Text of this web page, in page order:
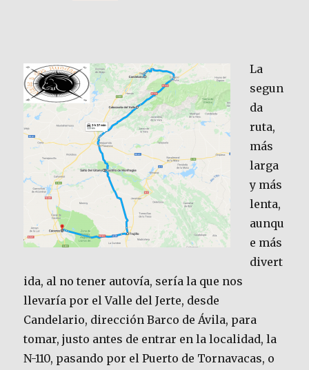
La
segun
da
ruta,
más
larga
y más
lenta,
aunqu
e más
divert
ida, al no tener autovía, sería la que nos
llevaría por el Valle del Jerte, desde
Candelario, dirección Barco de Ávila, para
tomar, justo antes de entrar en la localidad, la
N-110, pasando por el Puerto de Tornavacas, o